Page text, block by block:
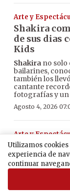
Arte y
Shakira
de sus dias
Kids
Shakira no solo
bailarines,
también los
cantante
fotografías y
Agosto 4, 2026
Arte y
Artistas
postulan
lograr el
Varios artistas
creaciones para
Utilizamos
experiencia de
continuar